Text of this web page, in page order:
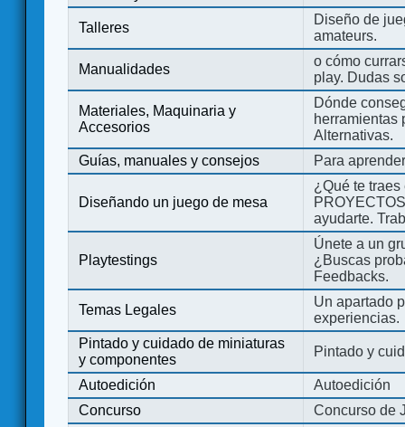
Talleres
Diseño de
amateurs.
Manualidades
o cómo
play. Dudas
Materiales, Maquinaria y
Accesorios
Dónde
herramientas
Alternativas.
Guías, manuales y consejos
Para
Diseñando un juego de mesa
¿Qué te
ayudarte.
Playtestings
Únete a un
¿Buscas
Feedbacks.
Temas Legales
Un apartado
experiencias.
Pintado y cuidado de miniaturas
y componentes
Pintado y
Autoedición
Autoedición
Concurso
Concurso de